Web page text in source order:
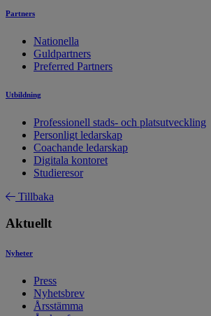
Partners
Nationella
Guldpartners
Preferred Partners
Utbildning
Professionell stads- och platsutveckling
Personligt ledarskap
Coachande ledarskap
Digitala kontoret
Studieresor
Tillbaka
Aktuellt
Nyheter
Press
Nyhetsbrev
Årsstämma